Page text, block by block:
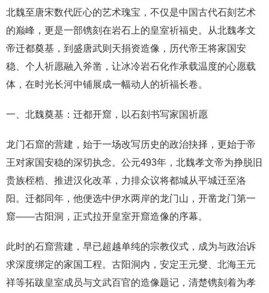
北魏至唐宋数代匠心的艺术瑰宝，不仅是中国古代石刻艺术
的巅峰，更是一部镌刻在岩石上的皇室祈福史。从北魏孝文
帝迁都奠基，到盛唐武则天捐资造像，历代帝王将家国安
稳、个人祈愿融入斧凿，让冰冷岩石化作承载温度的心愿载
体，在时光长河中铺展成一幅动人的祈福长卷。
一、北魏奠基：迁都开窟，以石刻书写家国祈愿
龙门石窟的营建，始于一场改写历史的政治抉择，更始于帝
王对家国安稳的深切执念。公元493年，北魏孝文帝为挣脱旧
贵族桎梏、推进汉化改革，力排众议将都城从平城迁至洛
阳。迁都同年，他便选中伊水两岸的龙门山，开凿龙门第一
窟——古阳洞，正式拉开皇室开窟造像的序幕。
此时的石窟营建，早已超越单纯的宗教仪式，成为与政治诉
求深度绑定的家国工程。古阳洞内，安定王元燮、北海王元
祥等拓跋皇室成员与文武百官的造像题记，清楚镌刻着为孝